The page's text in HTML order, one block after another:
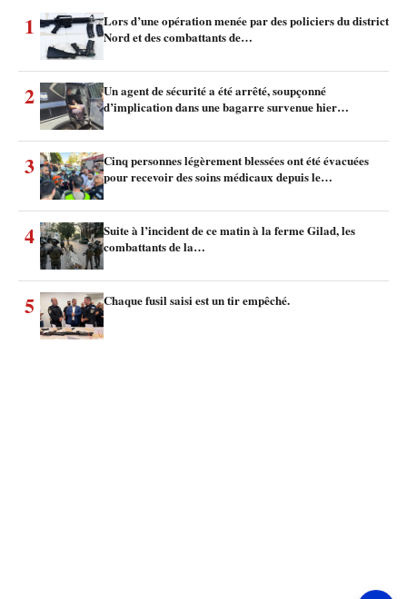
1
Lors d’une opération menée par des policiers du district
Nord et des combattants de…
2
Un agent de sécurité a été arrêté, soupçonné
d’implication dans une bagarre survenue hier…
3
Cinq personnes légèrement blessées ont été évacuées
pour recevoir des soins médicaux depuis le…
4
Suite à l’incident de ce matin à la ferme Gilad, les
combattants de la…
5 Chaque fusil saisi est un tir empêché.